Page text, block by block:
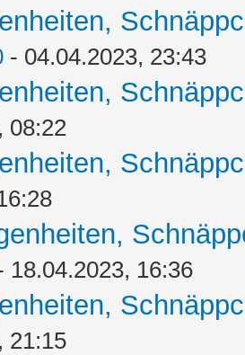
- 04.04.2023, 23:43
08:22
18.04.2023, 16:36
21:15